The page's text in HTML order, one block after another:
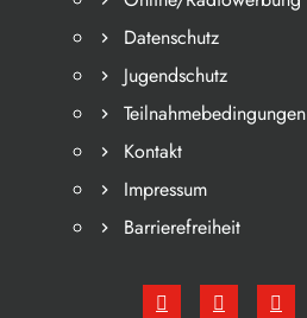
Datenschutz
Jugendschutz
Teilnahmebedingungen
Kontakt
Impressum
Barrierefreiheit